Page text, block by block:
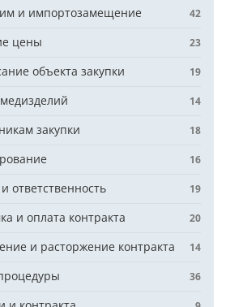
и импортозамещение 42
цены 23
объекта закупки 19
14
закупки 18
16
ответственность 19
и оплата контракта 20
и расторжение контракта 14
36